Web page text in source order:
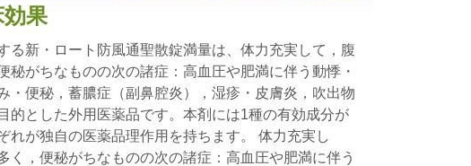
果
る新・ロート防風通聖散錠満量は、体力充実して，腹
秘がちなものの次の諸症：高血圧や肥満に伴う動悸・
・便秘，蓄膿症（副鼻腔炎），湿疹・皮膚炎，吹出物
的とした外用医薬品です。本剤には1種の有効成分が
れが独自の医薬品理作用を持ちます。 体力充実し
く，便秘がちなものの次の諸症：高血圧や肥満に伴う